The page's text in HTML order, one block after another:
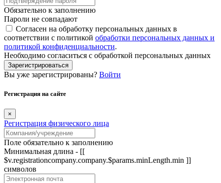
Обязательно к заполнению
Пароли не совпадают
Согласен на обработку персональных данных в
соответствии с политикой обработки персональных данных и
политикой конфиденциальности.
Необходимо согласиться с обработкой персональных данных
Зарегистрироваться
Вы уже зарегистрированы? Войти
Регистрация на сайте
×
Регистрация физического лица
Поле обязательно к заполнению
Минимальная длина - [[
$v.registrationcompany.company.$params.minLength.min ]]
символов